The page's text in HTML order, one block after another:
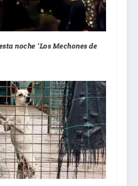
noche ‘Los Mechones de